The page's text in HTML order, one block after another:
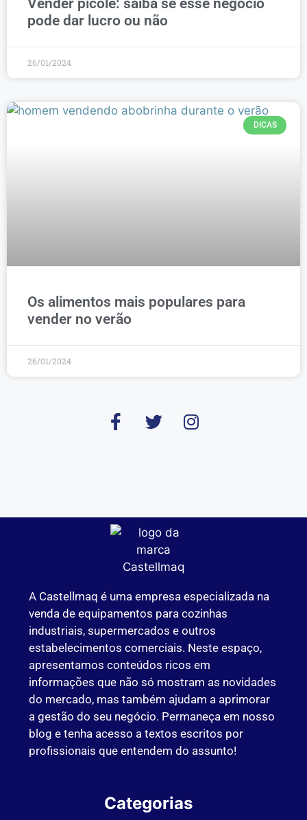
Vender picolé: saiba se esse negócio
pode dar lucro ou não
26/01/2024
DICAS
Os alimentos mais populares para
vender no verão
26/01/2024
A Castellmaq é uma empresa especializada na
venda de equipamentos para cozinhas
industriais, supermercados e outros
estabelecimentos comerciais. Neste espaço,
apresentamos conteúdos ricos em
informações que não só mostram as novidades
do mercado, mas também ajudam a aprimorar
a gestão do seu negócio. Permaneça em nosso
blog e tenha acesso a textos escritos por
profissionais que entendem do assunto!
Categorias